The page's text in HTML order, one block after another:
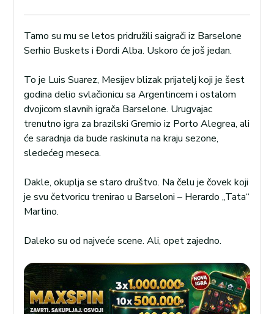
Tamo su mu se letos pridružili saigrači iz Barselone
Serhio Buskets i Đordi Alba. Uskoro će još jedan.
To je Luis Suarez, Mesijev blizak prijatelj koji je šest
godina delio svlačionicu sa Argentincem i ostalom
dvojicom slavnih igrača Barselone. Urugvajac
trenutno igra za brazilski Gremio iz Porto Alegrea, ali
će saradnja da bude raskinuta na kraju sezone,
sledećeg meseca.
Dakle, okuplja se staro društvo. Na čelu je čovek koji
je svu četvoricu trenirao u Barseloni – Herardo „Tata“
Martino.
Daleko su od najveće scene. Ali, opet zajedno.